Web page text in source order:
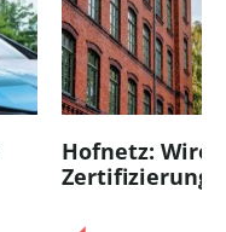
Hofnetz: